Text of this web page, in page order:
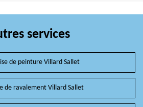
services
de peinture Villard Sallet
de ravalement Villard Sallet